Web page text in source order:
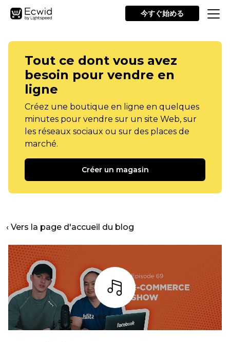
今すぐ始める
Tout ce dont vous avez
besoin pour vendre en
ligne
Créez une boutique en ligne en quelques
minutes pour vendre sur un site Web, sur
les réseaux sociaux ou sur des places de
marché.
Créer un magasin
‹ Vers la page d'accueil du blog
Écoutez